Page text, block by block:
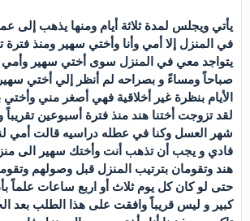
يأتي ويجلس لمدة ثلاثة أيام ومنها يذهب إلى
في المنزل إلا أمي وأنا وأختي سهير ومنذ
يتواجد معي في المنزل سوى أختي سهير
صباحاً ومساءً و بصراحه لم أنظر إلي أختي
الأيام بنظرة غير أخلاقية فهي أصغر مني
لقد تزوجت أختنا هند منذ فترة أسبوعين
شهر العسل وكنا في عطله دراسيه قالت أمي
فادي و يجب أن تذهب أنت وأختك سهير الى
هند وتقومان بترتيب المنزل قبل وصولهم
حتى لو كان كل يوم ثلاث أو اربع ساعات علماً
كبير و ليس قريباً وافقت على هذا الطلب بعد